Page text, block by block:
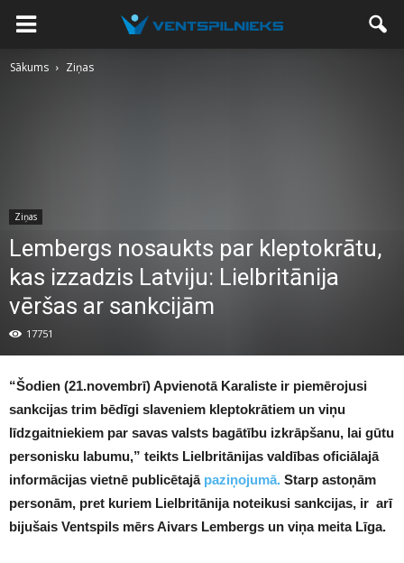
Sākums Ziņas
Ziņas
Lembergs nosaukts par kleptokrātu,
kas izzadzis Latviju: Lielbritānija
vēršas ar sankcijām
17751
“Šodien (21.novembrī)Apvienotā Karaliste ir piemērojusi
sankcijas trim bēdīgi slaveniem kleptokrātiem un viņu
līdzgaitniekiem par savas valsts bagātību izkrāpšanu, lai gūtu
personisku labumu,” teikts Lielbritānijas valdības oficiālajā
informācijas vietnē publicētajā paziņojumā. Starp astoņām
personām, pret kuriem Lielbritānija noteikusi sankcijas, ir arī
bijušais Ventspils mērs Aivars Lembergs un viņa meita Līga.